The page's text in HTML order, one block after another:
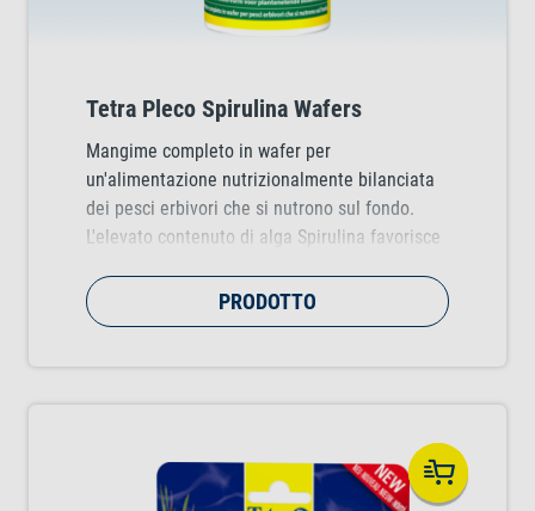
Tetra Pleco Spirulina Wafers
Mangime completo in wafer per
un'alimentazione nutrizionalmente bilanciata
dei pesci erbivori che si nutrono sul fondo.
L'elevato contenuto di alga Spirulina favorisce
PRODOTTO